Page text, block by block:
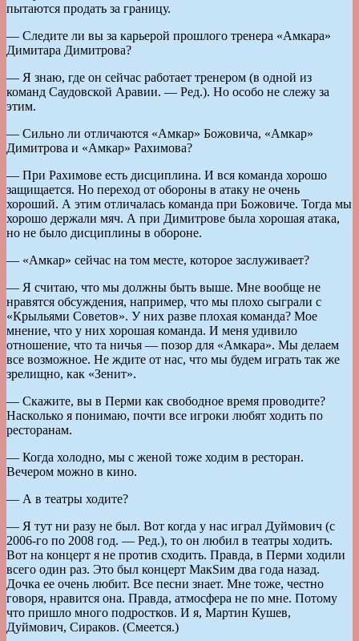
пытаются продать за границу.
— Следите ли вы за карьерой прошлого тренера «Амкара»
Димитара Димитрова?
— Я знаю, где он сейчас работает тренером (в одной из
команд Саудовской Аравии. — Ред.). Но особо не слежу за
этим.
— Сильно ли отличаются «Амкар» Божовича, «Амкар»
Димитрова и «Амкар» Рахимова?
— При Рахимове есть дисциплина. И вся команда хорошо
защищается. Но переход от обороны в атаку не очень
хороший. А этим отличалась команда при Божовиче. Тогда мы
хорошо держали мяч. А при Димитрове была хорошая атака,
но не было дисциплины в обороне.
— «Амкар» сейчас на том месте, которое заслуживает?
— Я считаю, что мы должны быть выше. Мне вообще не
нравятся обсуждения, например, что мы плохо сыграли с
«Крыльями Советов». У них разве плохая команда? Мое
мнение, что у них хорошая команда. И меня удивило
отношение, что та ничья — позор для «Амкара». Мы делаем
все возможное. Не ждите от нас, что мы будем играть так же
зрелищно, как «Зенит».
— Скажите, вы в Перми как свободное время проводите?
Насколько я понимаю, почти все игроки любят ходить по
ресторанам.
— Когда холодно, мы с женой тоже ходим в ресторан.
Вечером можно в кино.
— А в театры ходите?
— Я тут ни разу не был. Вот когда у нас играл Дуймович (с
2006-го по 2008 год. — Ред.), то он любил в театры ходить.
Вот на концерт я не против сходить. Правда, в Перми ходили
всего один раз. Это был концерт МакSим два года назад.
Дочка ее очень любит. Все песни знает. Мне тоже, честно
говоря, нравится она. Правда, атмосфера не по мне. Потому
что пришло много подростков. И я, Мартин Кушев,
Дуймович, Сираков. (Смеется.)